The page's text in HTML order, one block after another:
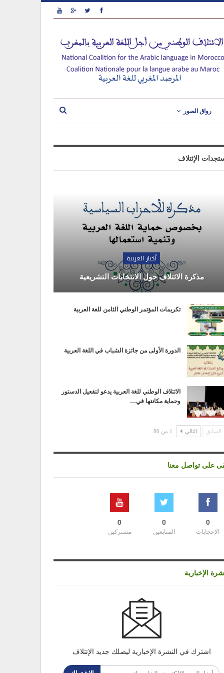
رواق الصور
الإئتلاف
أخبار العربية
مذكرة الائتلاف حول الانتخابات التشريعية
تكريمات المؤتمر الوطني الثامن للغة العربية
الدورة الأولى من جائزة الشباب في اللغة العربية
الائتلاف الوطني للغة العربية يدعو لتفعيل الدستور
وحماية مكانتها في…
السابق التالي 1 من 80
على تواصل معنا
0
الإعجابات
0
المتابعين
0
مشتركين
الإخبارية
اشترك في النشرة الإخبارية ليصلك جديد الإئتلاف